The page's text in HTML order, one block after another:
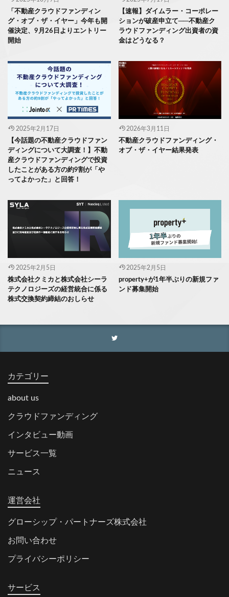
「不動産クラウドファンディン
グ・オブ・ザ・イヤー」今年も開
催決定、9月26日よりエントリー
開始
【速報】ダイムラー・コーポレー
ションが破産申立て──不動産ク
ラウドファンディング出資者の資
金はどうなる？
2025年2月17日
【今話題の不動産クラウドファン
ディングについて大調査！】不動
産クラウドファンディングで投資
したことがある方の約9割が「や
ってよかった」と回答！
2026年3月11日
不動産クラウドファンディング・
オブ・ザ・イヤー結果発表
2025年2月5日
株式会社クミカと株式会社シーラ
テクノロジーズの経営統合に係る
株式交換契約締結のおしらせ
2025年2月5日
property+が1年半ぶりの新規ファ
ンド募集開始
カテゴリー
about us
クラウドファンディング
インタビュー動画
サービス一覧
ニュース
運営会社
グローシップ・パートナーズ株式会社
お問い合わせ
プライバシーポリシー
サービス